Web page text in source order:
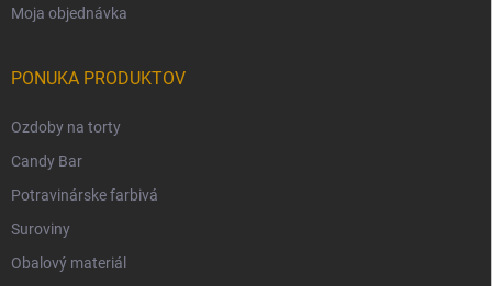
Moja objednávka
PONUKA PRODUKTOV
Ozdoby na torty
Candy Bar
Potravinárske farbivá
Suroviny
Obalový materiál